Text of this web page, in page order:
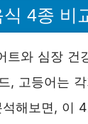
4종 비
트와 심장
, 고등어는
해보면, 이